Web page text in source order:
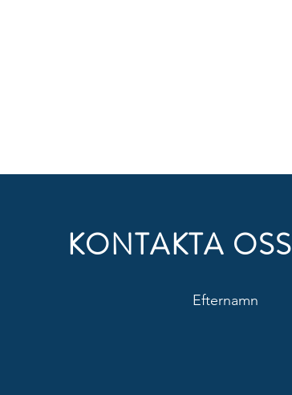
KONTAKTA OSS
Efternamn